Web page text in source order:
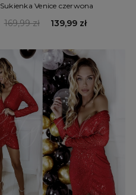
Sukienka Venice czerwona
169,99 zł 139,99 zł